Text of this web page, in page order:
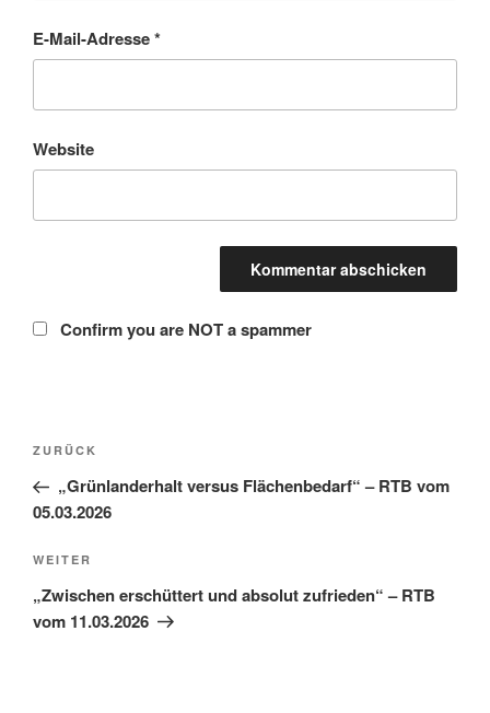
E-Mail-Adresse*
Website
Confirm you are NOT a spammer
Beitragsnavigation
Vorheriger
Beitrag
ZURÜCK
„Grünlanderhalt versus Flächenbedarf“ – RTB vom
05.03.2026
Nächster
Beitrag
WEITER
„Zwischen erschüttert und absolut zufrieden“ – RTB
vom 11.03.2026